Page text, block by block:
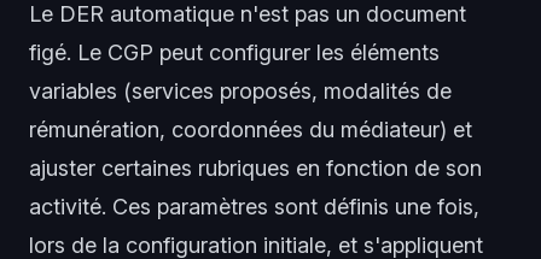
Le DER automatique n'est pas un document
figé. Le CGP peut configurer les éléments
variables (services proposés, modalités de
rémunération, coordonnées du médiateur) et
ajuster certaines rubriques en fonction de son
activité. Ces paramètres sont définis une fois,
lors de la configuration initiale, et s'appliquent